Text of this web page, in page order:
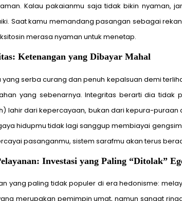
Kalau pakaianmu saja tidak bikin nyaman,
Saat kamu memandang pasangan sebagai
merasa nyaman untuk menetap.
Ketenangan yang Dibayar Mahal
yang serba curang dan penuh kepalsuan demi
yang sebenarnya. Integritas berarti dia tidak
lahir dari kepercayaan, bukan dari kepura-
hidupmu tidak lagi sanggup membiayai
pasanganmu, sistem sarafmu akan terus
Investasi yang Paling “Ditolak”
yang paling tidak populer di era hedonisme:
merupakan pemimpin umat, namun sangat